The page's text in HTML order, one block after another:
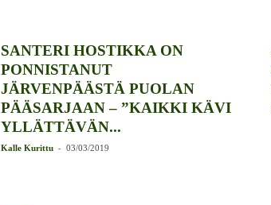
SANTERI HOSTIKKA ON
PONNISTANUT
JÄRVENPÄÄSTÄ PUOLAN
PÄÄSARJAAN – ”KAIKKI KÄVI
YLLÄTTÄVÄN...
Kalle Kurittu - 03/03/2019